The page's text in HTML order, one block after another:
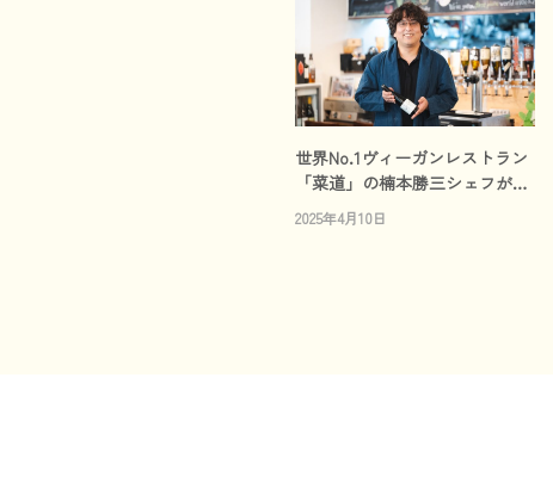
世界No.1ヴィーガンレストラン
「菜道」の楠本勝三シェフが
「セレブレ」ブランドアンバサ
ダーに就任
2025年4月10日